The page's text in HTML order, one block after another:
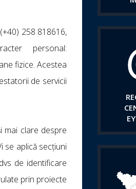
258 818616,
personal:
fizice. Acestea
de servicii
mai clare despre
se aplică secțiuni
de identificare
prin proiecte